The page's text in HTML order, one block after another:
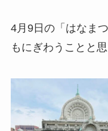
4月9日の「はなま
もにぎわうことと思